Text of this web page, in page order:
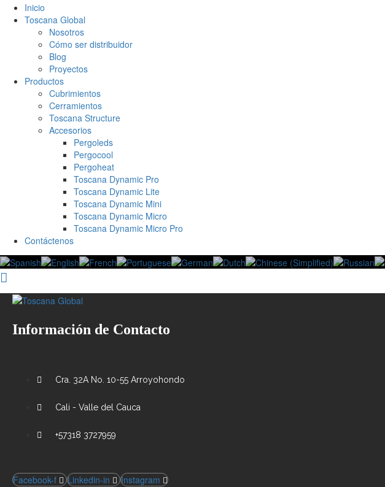
Inicio
Toscana Global
Nosotros
Cómo ser distribuidor
Blog
Proyectos
Productos
Cubrimientos
Cerramientos
Toscana Structure
Accesorios
Pergoleds
Pergocool
Pergoheat
Toscana Dynamic Pro
Toscana Dynamic Lite
Toscana Dynamic Mini
Toscana Dynamic Micro
Toscana Dynamic Micro Pro
Contáctenos
Información de Contacto
Cra. 32A No. 10-55 Arroyohondo
Cali - Valle del Cauca
+57318 3727959
Facebook-f Linkedin-in Instagram